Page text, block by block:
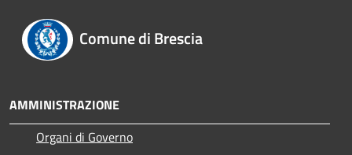
Comune di Brescia
AMMINISTRAZIONE
Organi di Governo